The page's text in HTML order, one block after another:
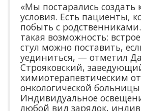
«Мы постарались
условия. Есть пациенты,
побыть с
такая возможность:
стул можно поставить,
уединиться, — отметил
Строяковский,
химиотерапевтическим
онкологической
Индивидуальное
любой вид зарядок,